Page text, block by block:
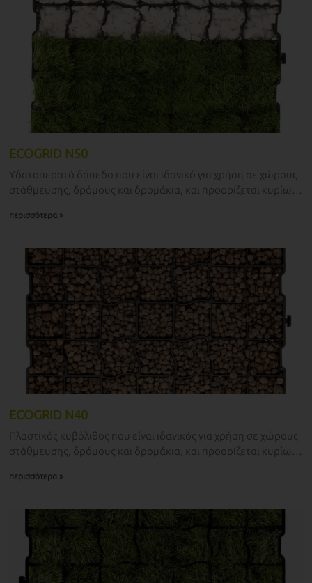
ECOGRID N50
Υδατοπερατό δάπεδο που είναι ιδανικό για χρήση σε χώρους
στάθμευσης, δρόμους και δρομάκια, και προορίζεται κυρίως
περισσότερα »
ECOGRID N40
Πλαστικός κυβόλιθος που είναι ιδανικός για χρήση σε χώρους
στάθμευσης, δρόμους και δρομάκια, και προορίζεται κυρίως
περισσότερα »